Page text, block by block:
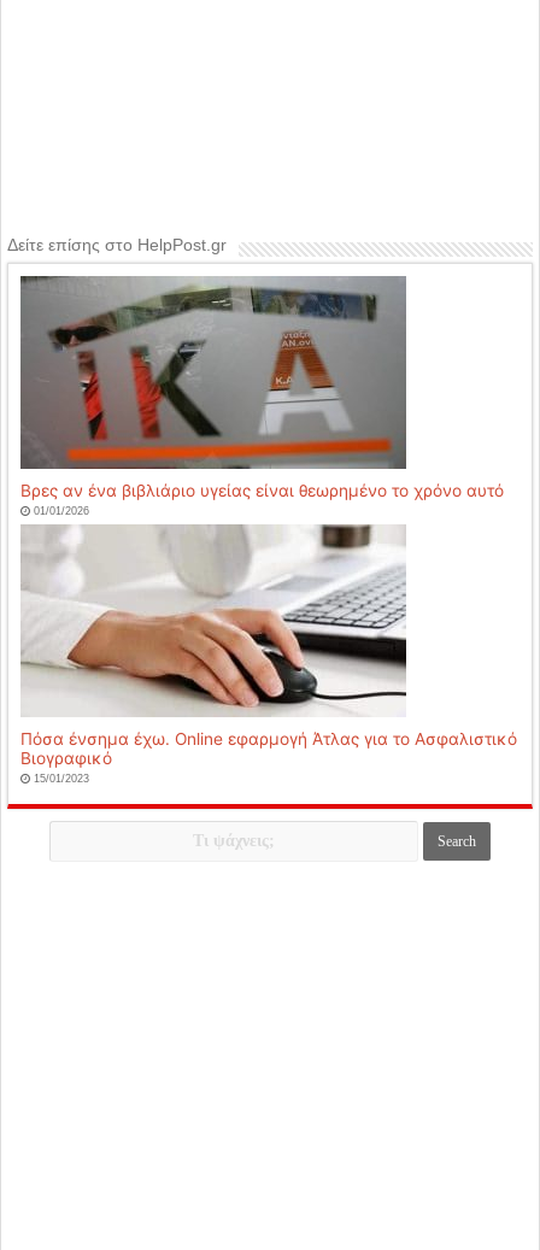
Δείτε επίσης στο HelpPost.gr
Βρες αν ένα βιβλιάριο υγείας είναι θεωρημένο το χρόνο αυτό
01/01/2026
Πόσα ένσημα έχω. Online εφαρμογή Άτλας για το Ασφαλιστικό
Βιογραφικό
15/01/2023